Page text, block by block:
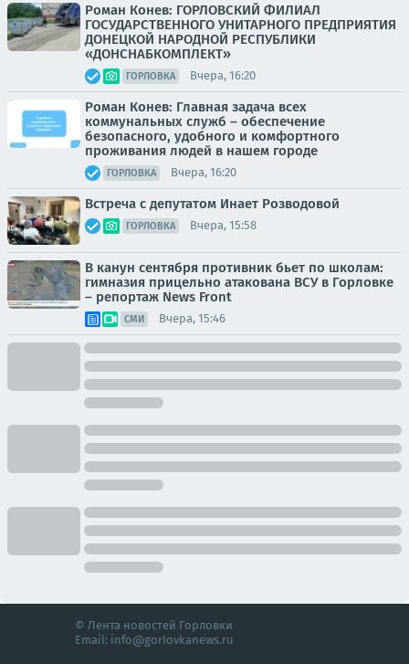
Роман Конев: ГОРЛОВСКИЙ ФИЛИАЛ
ГОСУДАРСТВЕННОГО УНИТАРНОГО ПРЕДПРИЯТИЯ
ДОНЕЦКОЙ НАРОДНОЙ РЕСПУБЛИКИ
«ДОНСНАБКОМПЛЕКТ»
ГОРЛОВКА Вчера, 16:20
Роман Конев: Главная задача всех
коммунальных служб – обеспечение
безопасного, удобного и комфортного
проживания людей в нашем городе
ГОРЛОВКА Вчера, 16:20
Встреча с депутатом Инает Розводовой
ГОРЛОВКА Вчера, 15:58
В канун сентября противник бьет по школам:
гимназия прицельно атакована ВСУ в Горловке
– репортаж News Front
СМИ Вчера, 15:46
© Лента новостей Горловки
Email: info@gorlovkanews.ru